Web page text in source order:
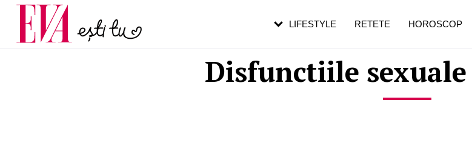
Disfunctiile
LIFESTYLE RETETE HOROSCOP
Carieră
Actualitate
pe măsură ce înaintezi